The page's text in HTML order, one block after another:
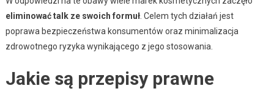
eliminować talk ze swoich formuł. Celem tych działań jest
poprawa bezpieczeństwa konsumentów oraz minimalizacja
zdrowotnego ryzyka wynikającego z jego stosowania.
Jakie są przepisy prawne